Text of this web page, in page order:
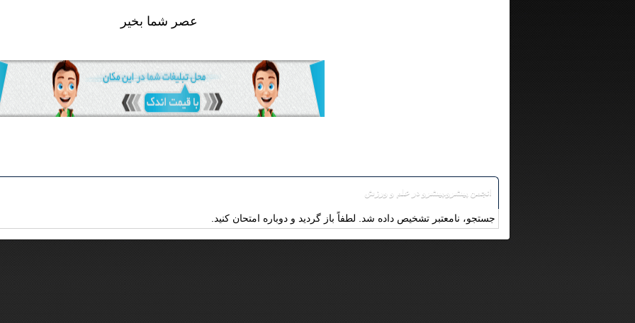
عصر شما بخير
انجمن پیشرو.پیشرو در علم و ورزش
جستجو، نامعتبر تشخیص داده شد. لطفاً باز گردید و دوباره امتحان کنید.